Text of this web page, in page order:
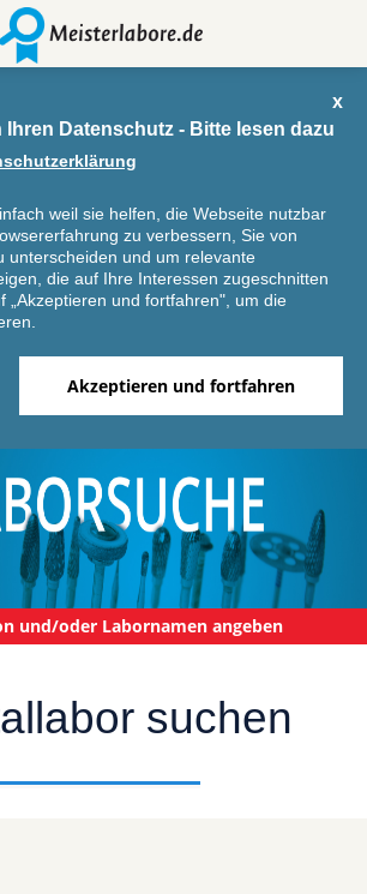
x
Ihren Datenschutz - Bitte lesen dazu
weil sie helfen, die Webseite nutzbar
zu verbessern, Sie von
unterscheiden und um relevante
die auf Ihre Interessen zugeschnitten
„Akzeptieren und fortfahren", um die
Akzeptieren und fortfahren
und/oder Labornamen angeben
suchen